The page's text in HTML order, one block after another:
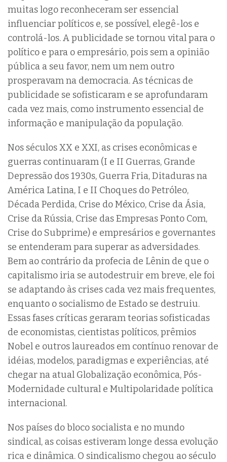
muitas logo reconheceram ser essencial
influenciar políticos e, se possível, elegê-los e
controlá-los. A publicidade se tornou vital para o
político e para o empresário, pois sem a opinião
pública a seu favor, nem um nem outro
prosperavam na democracia. As técnicas de
publicidade se sofisticaram e se aprofundaram
cada vez mais, como instrumento essencial de
informação e manipulação da população.
Nos séculos XX e XXI, as crises econômicas e
guerras continuaram (I e II Guerras, Grande
Depressão dos 1930s, Guerra Fria, Ditaduras na
América Latina, I e II Choques do Petróleo,
Década Perdida, Crise do México, Crise da Ásia,
Crise da Rússia, Crise das Empresas Ponto Com,
Crise do Subprime) e empresários e governantes
se entenderam para superar as adversidades.
Bem ao contrário da profecia de Lênin de que o
capitalismo iria se autodestruir em breve, ele foi
se adaptando às crises cada vez mais frequentes,
enquanto o socialismo de Estado se destruiu.
Essas fases críticas geraram teorias sofisticadas
de economistas, cientistas políticos, prêmios
Nobel e outros laureados em contínuo renovar de
idéias, modelos, paradigmas e experiências, até
chegar na atual Globalização econômica, Pós-
Modernidade cultural e Multipolaridade política
internacional.
Nos países do bloco socialista e no mundo
sindical, as coisas estiveram longe dessa evolução
rica e dinâmica. O sindicalismo chegou ao século